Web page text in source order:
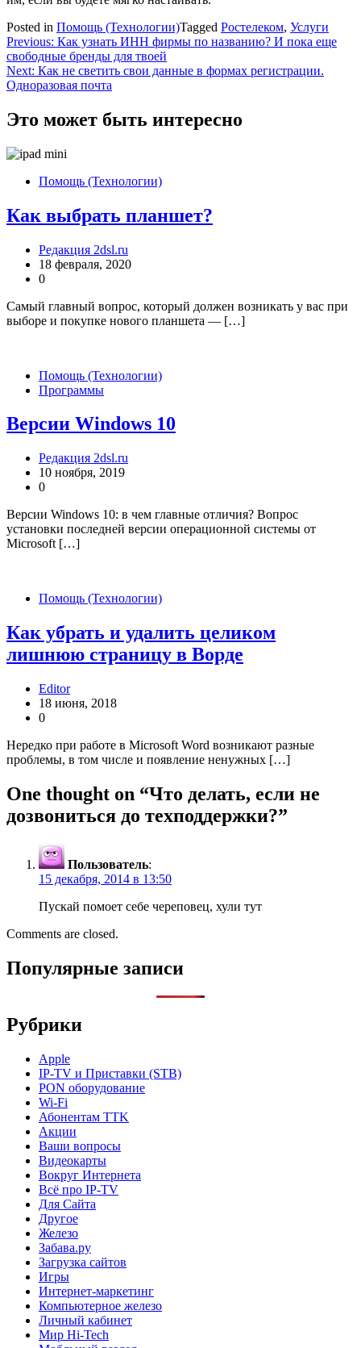
Posted in Помощь (Технологии)Tagged Ростелеком, Услуги
Навигация
по
записям
Previous: Как узнать ИНН фирмы по названию? И пока еще
свободные бренды для твоей
Next: Как не светить свои данные в формах регистрации.
Одноразовая почта
Это может быть интересно
Помощь (Технологии)
Как выбрать планшет?
Редакция 2dsl.ru
18 февраля, 2020
0
Самый главный вопрос, который должен возникать у вас при
выборе и покупке нового планшета — […]
Помощь (Технологии)
Программы
Версии Windows 10
Редакция 2dsl.ru
10 ноября, 2019
0
Версии Windows 10: в чем главные отличия? Вопрос
установки последней версии операционной системы от
Microsoft […]
Помощь (Технологии)
Как убрать и удалить целиком
лишнюю страницу в Ворде
Editor
18 июня, 2018
0
Нередко при работе в Microsoft Word возникают разные
проблемы, в том числе и появление ненужных […]
One thought on “Что делать, если не
дозвониться до техподдержки?”
Пользователь:
15 декабря, 2014 в 13:50
Пускай помоет себе череповец, хули тут
Comments are closed.
Популярные записи
Рубрики
Apple
IP-TV и Приставки (STB)
PON оборудование
Wi-Fi
Абонентам TTK
Акции
Ваши вопросы
Видеокарты
Вокруг Интернета
Всё про IP-TV
Для Сайта
Другое
Железо
Забава.ру
Загрузка сайтов
Игры
Интернет-маркетинг
Компьютерное железо
Личный кабинет
Мир Hi-Tech